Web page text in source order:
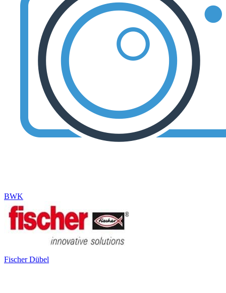
BWK
Fischer Dübel